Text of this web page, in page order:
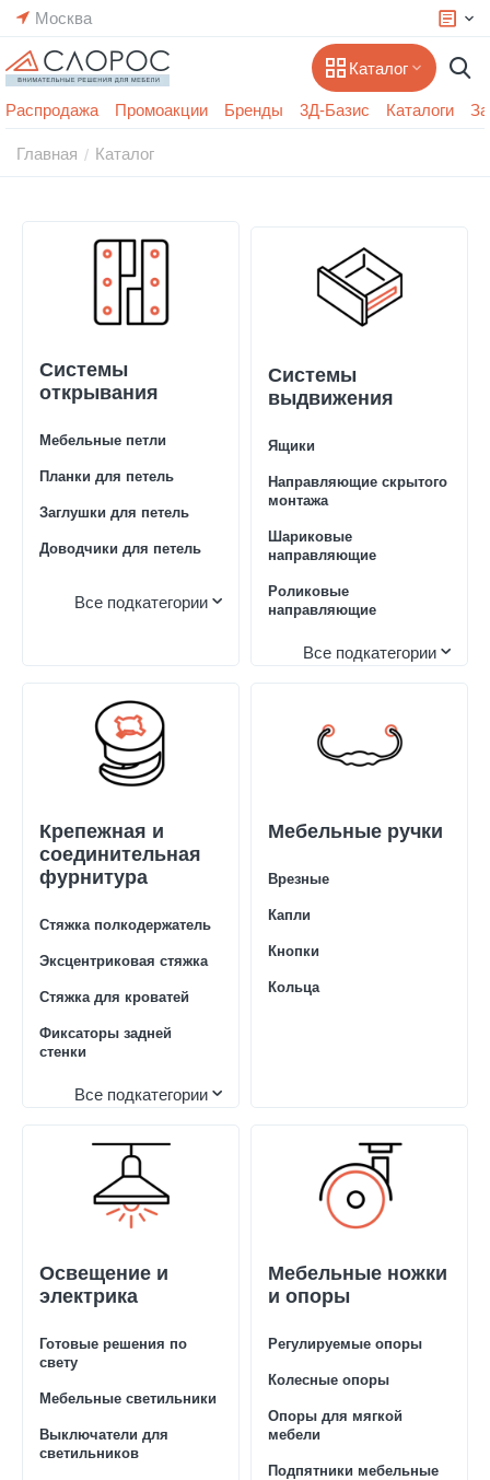
Москва
Каталог
Распродажа Промоакции Бренды 3Д-Базис Каталоги
Главная / Каталог
Системы
открывания
Мебельные петли
Планки для петель
Заглушки для петель
Доводчики для петель
Все подкатегории
Системы
выдвижения
Ящики
Направляющие скрытого
монтажа
Шариковые
направляющие
Роликовые
направляющие
Все подкатегории
Крепежная и
соединительная
фурнитура
Стяжка полкодержатель
Эксцентриковая стяжка
Стяжка для кроватей
Фиксаторы задней
стенки
Все подкатегории
Мебельные ручки
Врезные
Капли
Кнопки
Кольца
Освещение и
электрика
Готовые решения по
свету
Мебельные светильники
Выключатели для
светильников
Мебельные ножки
и опоры
Регулируемые опоры
Колесные опоры
Опоры для мягкой
мебели
Подпятники мебельные